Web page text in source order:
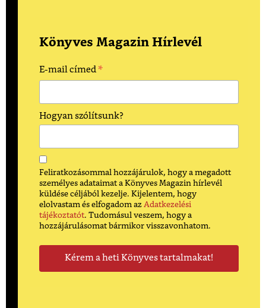
Könyves Magazin Hírlevél
E-mail címed *
Hogyan szólítsunk?
Feliratkozásommal hozzájárulok, hogy a megadott
személyes adataimat a Könyves Magazin hírlevél
küldése céljából kezelje. Kijelentem, hogy
elolvastam és elfogadom az Adatkezelési
tájékoztatót. Tudomásul veszem, hogy a
hozzájárulásomat bármikor visszavonhatom.